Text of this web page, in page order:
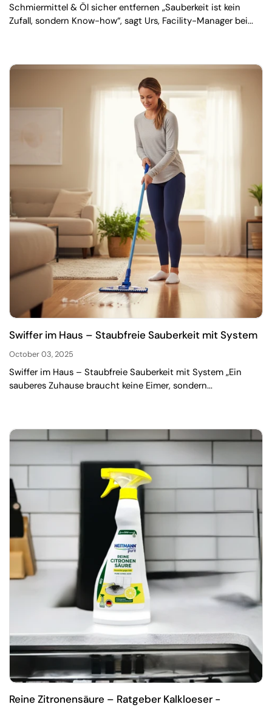
Schmiermittel & Öl sicher entfernen „Sauberkeit ist kein
Zufall, sondern Know-how“, sagt Urs, Facility-Manager bei...
Swiffer im Haus – Staubfreie Sauberkeit mit System
October 03, 2025
Swiffer im Haus – Staubfreie Sauberkeit mit System „Ein
sauberes Zuhause braucht keine Eimer, sondern...
Reine Zitronensäure – Ratgeber Kalkloeser -